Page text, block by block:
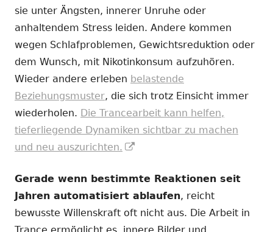
sie unter Ängsten, innerer Unruhe oder
anhaltendem Stress leiden. Andere kommen
wegen Schlafproblemen, Gewichtsreduktion oder
dem Wunsch, mit Nikotinkonsum aufzuhören.
Wieder andere erleben belastende
Beziehungsmuster, die sich trotz Einsicht immer
wiederholen. Die Trancearbeit kann helfen,
tieferliegende Dynamiken sichtbar zu machen
und neu auszurichten.
Fenster
öffnen
Gerade wenn bestimmte Reaktionen seit
Jahren automatisiert ablaufen, reicht
bewusste Willenskraft oft nicht aus. Die Arbeit in